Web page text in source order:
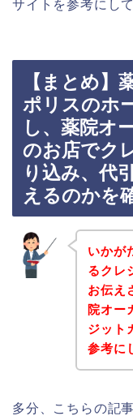
サイトを参考にし
【まとめ】
ポリスのホ
し、薬院オ
のお店でク
り込み、代
えるのかを
いかが
るクレ
お伝え
院オー
ジット
参考に
多分、こちらの記